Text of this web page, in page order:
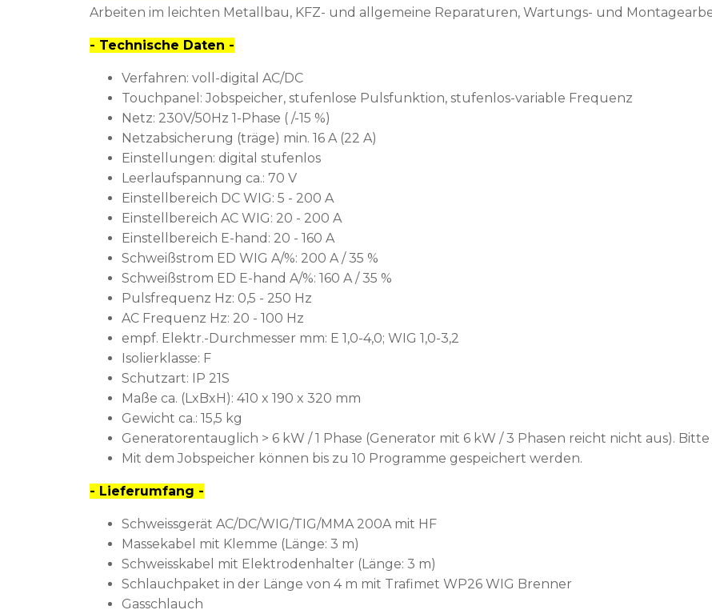
Arbeiten im leichten Metallbau, KFZ- und allgemeine Reparaturen, Wartungs- und
- Technische Daten -
Verfahren: voll-digital AC/DC
Touchpanel: Jobspeicher, stufenlose Pulsfunktion, stufenlos-variable Frequenz
Netz: 230V/50Hz 1-Phase ( /-15 %)
Netzabsicherung (träge) min. 16 A (22 A)
Einstellungen: digital stufenlos
Leerlaufspannung ca.: 70 V
Einstellbereich DC WIG: 5 - 200 A
Einstellbereich AC WIG: 20 - 200 A
Einstellbereich E-hand: 20 - 160 A
Schweißstrom ED WIG A/%: 200 A / 35 %
Schweißstrom ED E-hand A/%: 160 A / 35 %
Pulsfrequenz Hz: 0,5 - 250 Hz
AC Frequenz Hz: 20 - 100 Hz
empf. Elektr.-Durchmesser mm: E 1,0-4,0; WIG 1,0-3,2
Isolierklasse: F
Schutzart: IP 21S
Maße ca. (LxBxH): 410 x 190 x 320 mm
Gewicht ca.: 15,5 kg
Generatorentauglich > 6 kW / 1 Phase (Generator mit 6 kW / 3 Phasen reicht nicht aus).
Mit dem Jobspeicher können bis zu 10 Programme gespeichert werden.
- Lieferumfang -
Schweissgerät AC/DC/WIG/TIG/MMA 200A mit HF
Massekabel mit Klemme (Länge: 3 m)
Schweisskabel mit Elektrodenhalter (Länge: 3 m)
Schlauchpaket in der Länge von 4 m mit Trafimet WP26 WIG Brenner
Gasschlauch